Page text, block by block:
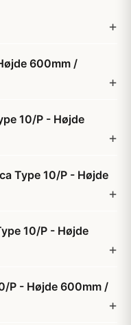
600mm /
10/P - Højde
Type 10/P - Højde
10/P - Højde
P - Højde 600mm /